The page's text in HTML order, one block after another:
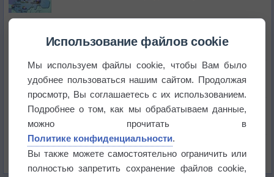
Июль в России стал самым тёплым за всю
историю
В Центральной России наступают самые жаркие
Дневная температура воздуха в ОАЭ превысила
+51°
Использование файлов cookie
Мы используем файлы cookie, чтобы Вам было
удобнее пользоваться нашим сайтом. Продолжая
просмотр, Вы соглашаетесь с их использованием.
Подробнее о том, как мы обрабатываем данные,
можно прочитать в
Политике конфиденциальности.
Вы также можете самостоятельно ограничить или
полностью запретить сохранение файлов cookie,